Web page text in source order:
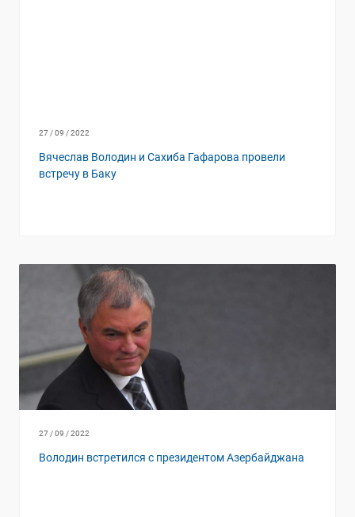
27 / 09 / 2022
Вячеслав Володин и Сахиба Гафарова провели
встречу в Баку
27 / 09 / 2022
Володин встретился с президентом Азербайджана